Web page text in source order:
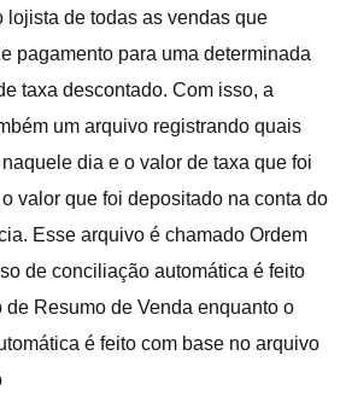
lojista de todas as vendas que
pagamento para uma determinada
taxa descontado. Com isso, a
um arquivo registrando quais
dia e o valor de taxa que foi
valor que foi depositado na conta do
Esse arquivo é chamado Ordem
de conciliação automática é feito
Resumo de Venda enquanto o
é feito com base no arquivo